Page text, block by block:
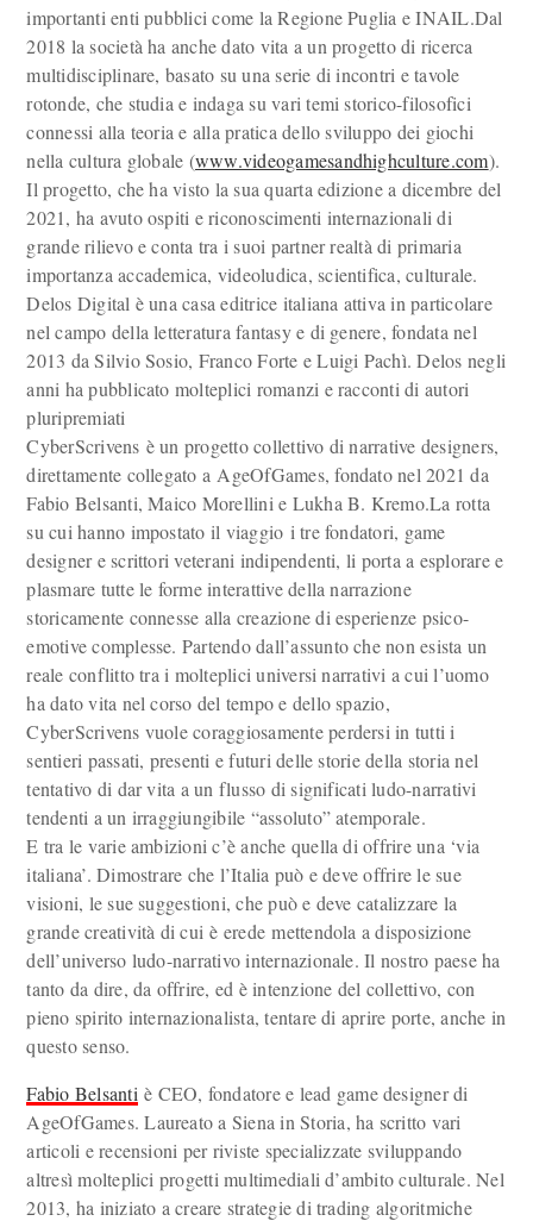
importanti enti pubblici come la Regione Puglia e INAIL.Dal
2018 la società ha anche dato vita a un progetto di ricerca
multidisciplinare, basato su una serie di incontri e tavole
rotonde, che studia e indaga su vari temi storico-filosofici
connessi alla teoria e alla pratica dello sviluppo dei giochi
nella cultura globale (www.videogamesandhighculture.com).
Il progetto, che ha visto la sua quarta edizione a dicembre del
2021, ha avuto ospiti e riconoscimenti internazionali di
grande rilievo e conta tra i suoi partner realtà di primaria
importanza accademica, videoludica, scientifica, culturale.
Delos Digital è una casa editrice italiana attiva in particolare
nel campo della letteratura fantasy e di genere, fondata nel
2013 da Silvio Sosio, Franco Forte e Luigi Pachì. Delos negli
anni ha pubblicato molteplici romanzi e racconti di autori
pluripremiati
CyberScrivens è un progetto collettivo di narrative designers,
direttamente collegato a AgeOfGames, fondato nel 2021 da
Fabio Belsanti, Maico Morellini e Lukha B. Kremo.La rotta
su cui hanno impostato il viaggio i tre fondatori, game
designer e scrittori veterani indipendenti, li porta a esplorare e
plasmare tutte le forme interattive della narrazione
storicamente connesse alla creazione di esperienze psico-
emotive complesse. Partendo dall’assunto che non esista un
reale conflitto tra i molteplici universi narrativi a cui l’uomo
ha dato vita nel corso del tempo e dello spazio,
CyberScrivens vuole coraggiosamente perdersi in tutti i
sentieri passati, presenti e futuri delle storie della storia nel
tentativo di dar vita a un flusso di significati ludo-narrativi
tendenti a un irraggiungibile “assoluto” atemporale.
E tra le varie ambizioni c’è anche quella di offrire una ‘via
italiana’. Dimostrare che l’Italia può e deve offrire le sue
visioni, le sue suggestioni, che può e deve catalizzare la
grande creatività di cui è erede mettendola a disposizione
dell’universo ludo-narrativo internazionale. Il nostro paese ha
tanto da dire, da offrire, ed è intenzione del collettivo, con
pieno spirito internazionalista, tentare di aprire porte, anche in
questo senso.
Fabio Belsanti è CEO, fondatore e lead game designer di
AgeOfGames. Laureato a Siena in Storia, ha scritto vari
articoli e recensioni per riviste specializzate sviluppando
altresì molteplici progetti multimediali d’ambito culturale. Nel
2013, ha iniziato a creare strategie di trading algoritmiche